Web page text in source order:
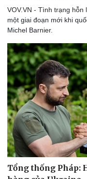
VOV.VN - Tình trạng
một giai đoạn mới khi
Michel Barnier.
Tổng thống Pháp: